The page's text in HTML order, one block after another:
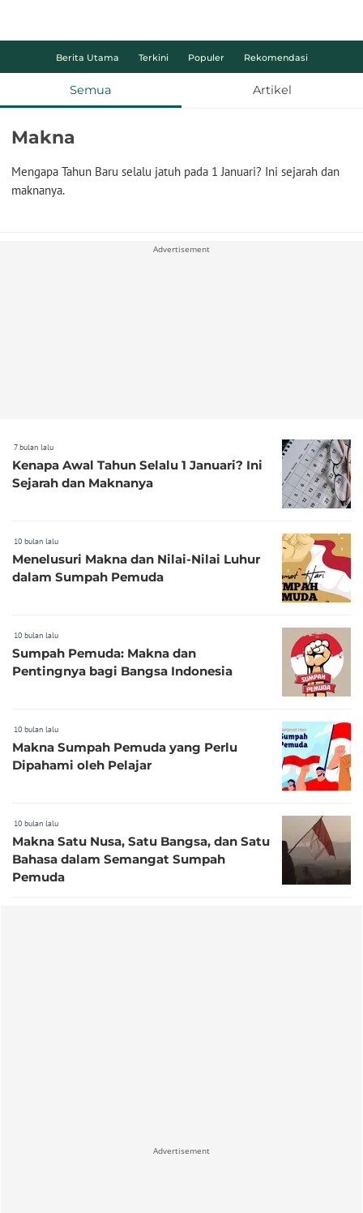
Berita Utama Terkini Populer Rekomendasi
Semua Artikel
Makna
Mengapa Tahun Baru selalu jatuh pada 1 Januari? Ini sejarah dan
maknanya.
Advertisement
7 bulan lalu
Kenapa Awal Tahun Selalu 1 Januari? Ini
Sejarah dan Maknanya
10 bulan lalu
Menelusuri Makna dan Nilai-Nilai Luhur
dalam Sumpah Pemuda
10 bulan lalu
Sumpah Pemuda: Makna dan
Pentingnya bagi Bangsa Indonesia
10 bulan lalu
Makna Sumpah Pemuda yang Perlu
Dipahami oleh Pelajar
10 bulan lalu
Makna Satu Nusa, Satu Bangsa, dan Satu
Bahasa dalam Semangat Sumpah
Pemuda
Advertisement